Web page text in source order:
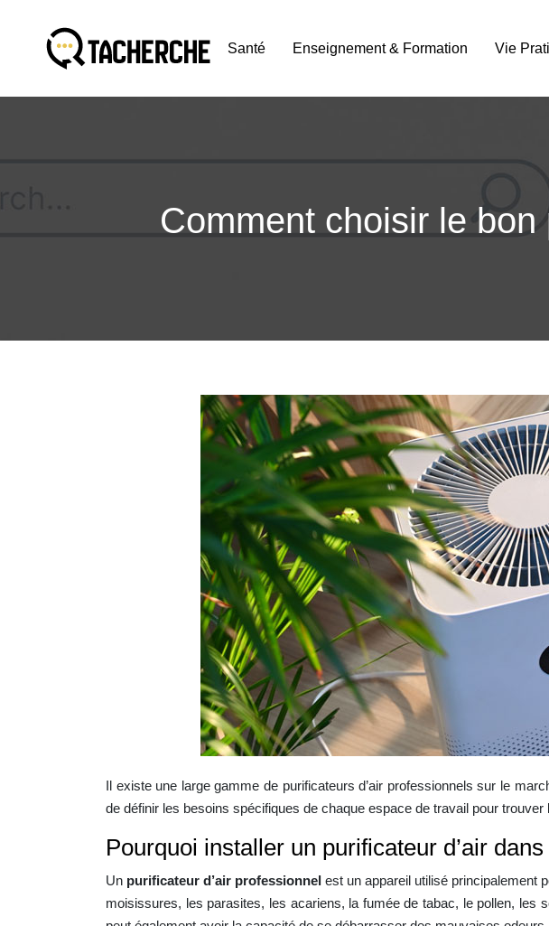
Santé Enseignement & Formation Vie
Comment choisir le bon
Il existe une large gamme de purificateurs d’air professionnels sur le
de définir les besoins spécifiques de chaque espace de travail pour
Pourquoi installer un purificateur d’air
Un purificateur d’air professionnel est un appareil utilisé principalement
moisissures, les parasites, les acariens, la fumée de tabac, le pollen,